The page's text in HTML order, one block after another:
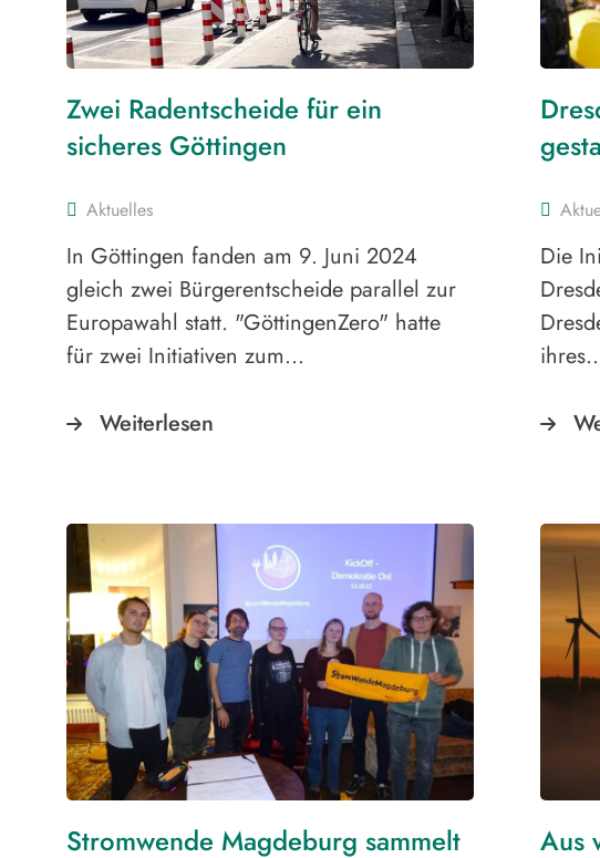
Zwei Radentscheide für ein
sicheres Göttingen
Aktuelles
In Göttingen fanden am 9. Juni 2024
gleich zwei Bürgerentscheide parallel zur
Europawahl statt. "GöttingenZero" hatte
für zwei Initiativen zum…
Weiterlesen
Die
Stromwende Magdeburg sammelt
Aus